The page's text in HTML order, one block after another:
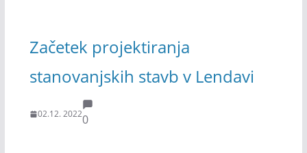
Začetek projektiranja
stanovanjskih stavb v Lendavi
02.12. 20220